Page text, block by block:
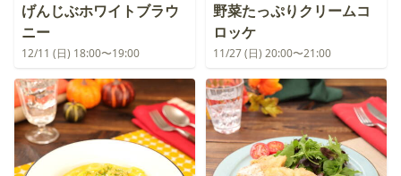
げんじぶホワイトブラウ
ニー
12/11 (日) 18:00〜19:00
野菜たっぷりクリームコ
ロッケ
11/27 (日) 20:00〜21:00